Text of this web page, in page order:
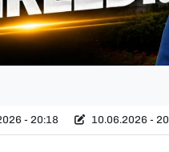
- 20:18 10.06.2026 -